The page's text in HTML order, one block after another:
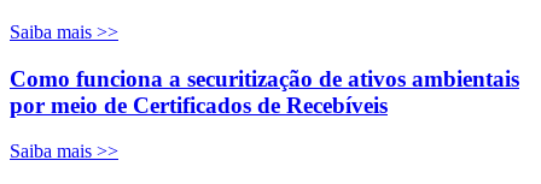
Saiba mais >>
Como funciona a securitização de ativos ambientais
por meio de Certificados de Recebíveis
Saiba mais >>